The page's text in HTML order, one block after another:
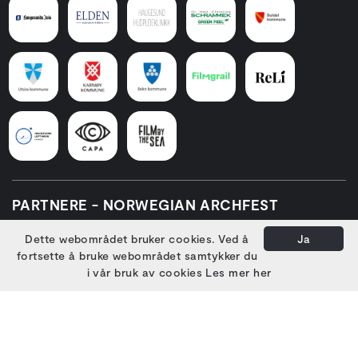
PARTNERE - NORWEGIAN ARCHFEST
Ja
Dette webområdet bruker cookies. Ved å
fortsette å bruke webområdet samtykker du
i vår bruk av cookies Les mer her